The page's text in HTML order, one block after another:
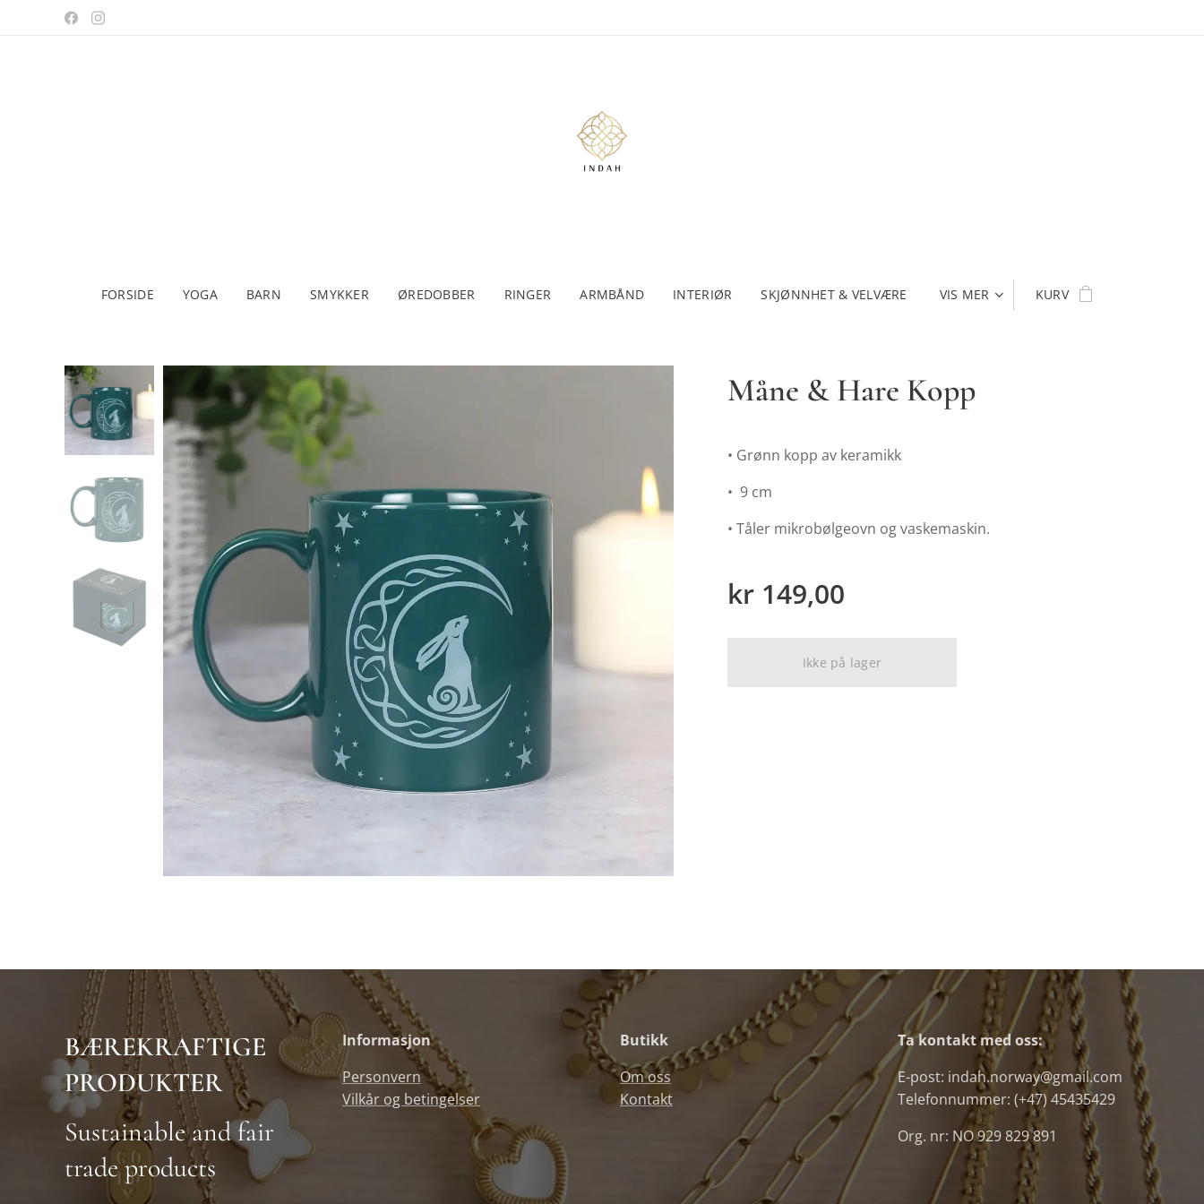
FORSIDE YOGA BARN SMYKKER ØREDOBBER RINGER ARMBÅND INTERIØR SKJØNNHET & VELVÆRE VIS MER KURV
Måne & Hare Kopp
• Grønn kopp av keramikk
• 9 cm
• Tåler mikrobølgeovn og vaskemaskin.
kr 149,00
Ikke på lager
BÆREKRAFTIGE
PRODUKTER
Sustainable and fair
trade products
Informasjon
Personvern
Vilkår og betingelser
Butikk
Om oss
Kontakt
Ta kontakt med oss:
E-post: indah.norway@gmail.com
Telefonnummer: (+47) 45435429
Org. nr: NO 929 829 891